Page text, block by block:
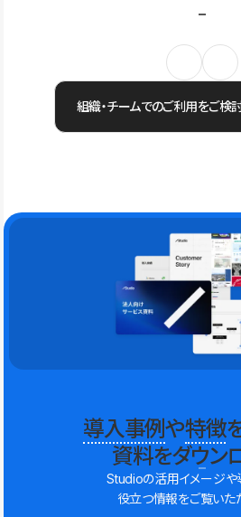
組織・チームでのご利用をご検
導入事例や特徴
資料をダウン
Studioの活用イメージ
役立つ情報をご覧いた